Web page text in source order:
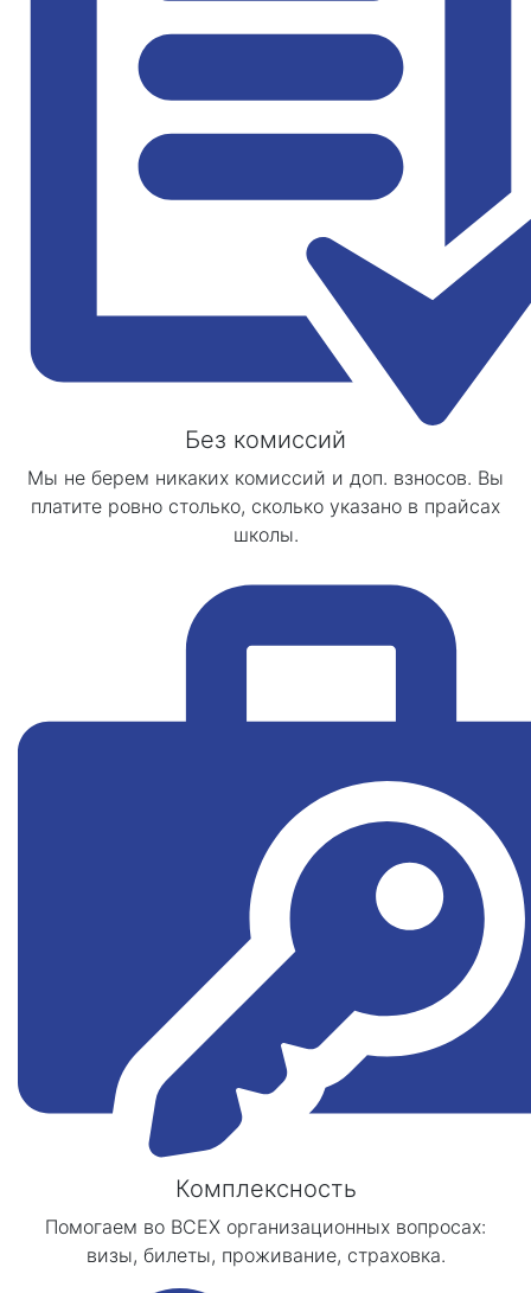
Без комиссий
Мы не берем никаких комиссий и доп. взносов. Вы
платите ровно столько, сколько указано в прайсах
школы.
Комплексность
Помогаем во ВСЕХ организационных вопросах:
визы, билеты, проживание, страховка.